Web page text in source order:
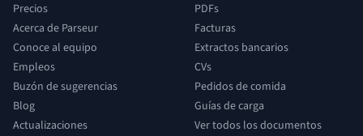
Precios
Acerca de Parseur
Conoce al equipo
Empleos
Buzón de sugerencias
Blog
Actualizaciones
PDFs
Facturas
Extractos bancarios
CVs
Pedidos de comida
Guías de carga
Ver todos los documentos